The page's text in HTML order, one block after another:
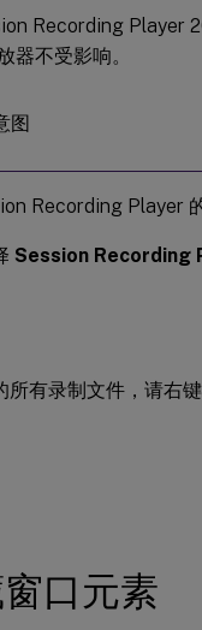
Recording Player
器不受影响。
Recording Player
Session Recording
所有录制文件，请右
口元素